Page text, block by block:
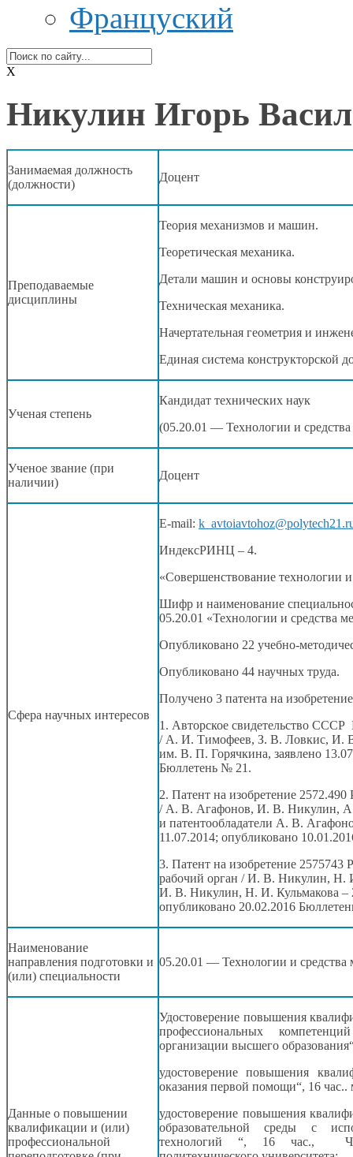
Француский
X
Никулин Игорь
Занимаемая должность
(должности)
Доцент
Преподаваемые
дисциплины
Теория механизмов и машин.
Теоретическая механика.
Детали машин и основы
Техническая механика.
Начертательная геометрия и
Единая система конструкторской
Ученая степень
Кандидат технических наук
(05.20.01 — Технологии и средства
Ученое звание (при
наличии)
Доцент
Сфера научных интересов
E-mail:
ИндексРИНЦ – 4.
«Совершенствование технологии
Шифр и наименование
05.20.01 «Технологии и средства
Опубликовано 22 учебно-
Опубликовано 44 научных труда.
Получено 3 патента на
1. Авторское свидетельство
/ А. И. Тимофеев, З. В. Ловкис, И.
им. В. П. Горячкина, заявлено
Бюллетень № 21.
2. Патент на изобретение
/ А. В. Агафонов, И. В. Никулин,
и патентообладатели А. В.
11.07.2014; опубликовано
3. Патент на изобретение 2575743
рабочий орган /И. В. Никулин, Н.
И. В. Никулин, Н. И. Кульмакова –
опубликовано 20.02.2016
Наименование
направления подготовки и
(или) специальности
05.20.01 — Технологии и средства
Данные о повышении
квалификации и (или)
профессиональной
Удостоверение повышения
профессиональных
организации высшего
удостоверение повышения
оказания первой помощи“, 16
удостоверение повышения
образовательной среды с
технологий “, 16 час.,